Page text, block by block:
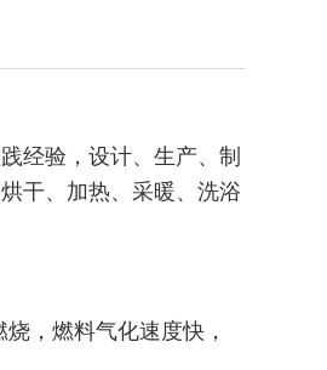
经验，设计、生产、制
干、加热、采暖、洗浴
，燃料气化速度快，